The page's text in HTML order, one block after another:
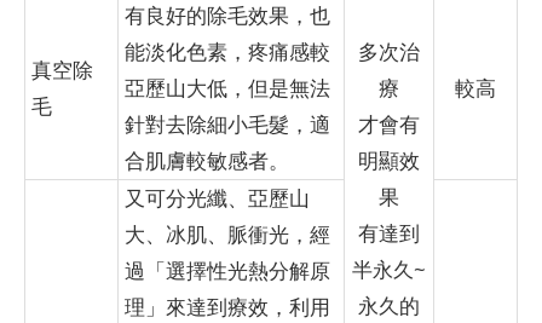
多次治
療
才會有
明顯效
果
有達到
半永久~
永久的
真空除
毛
有良好的除毛效果，也
能淡化色素，疼痛感較
亞歷山大低，但是無法
針對去除細小毛髮，適
合肌膚較敏感者。
較高
又可分光纖、亞歷山
大、冰肌、脈衝光，經
過「選擇性光熱分解原
理」來達到療效，利用